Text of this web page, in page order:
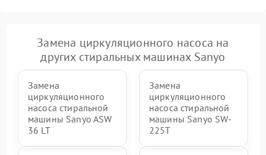
Замена циркуляционного насоса на
других стиральных машинах Sanyo
Замена
циркуляционного
насоса стиральной
машины Sanyo ASW
36 LT
Замена
циркуляционного
насоса стиральной
машины Sanyo SW-
225T